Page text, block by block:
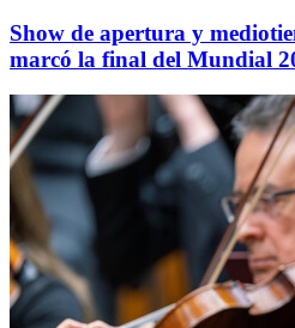
Show de apertura y
marcó la final del Mundial